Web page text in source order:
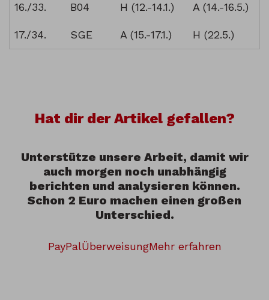
16./33. B04 H (12.-14.1.) A (14.-16.5.)
17./34. SGE A (15.-17.1.) H (22.5.)
Hat dir der Artikel gefallen?
Unterstütze unsere Arbeit, damit wir
auch morgen noch unabhängig
berichten und analysieren können.
Schon 2 Euro machen einen großen
Unterschied.
PayPalÜberweisungMehr erfahren